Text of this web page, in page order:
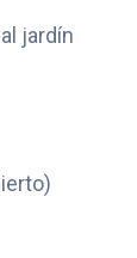
jardín